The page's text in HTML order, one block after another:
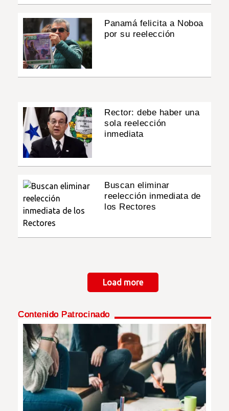
Panamá felicita a Noboa
por su reelección
Rector: debe haber una
sola reelección
inmediata
Buscan eliminar
reelección inmediata de
los Rectores
Load more
Contenido Patrocinado